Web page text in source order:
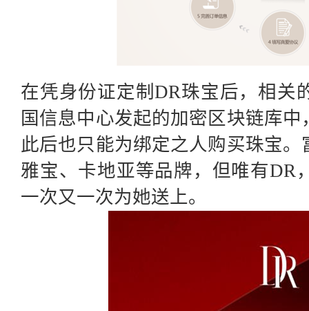
在凭身份证定制DR珠宝后，相关
国信息中心发起的加密区块链库
此后也只能为绑定之人购买珠宝
雅宝、卡地亚等品牌，但唯有DR
一次又一次为她送上。